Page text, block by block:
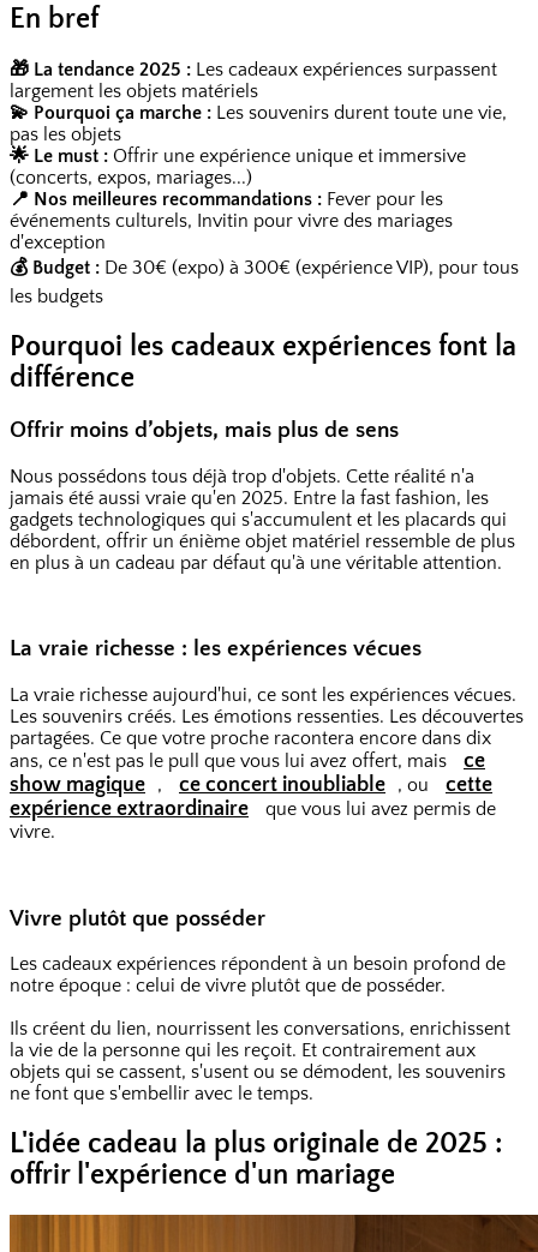
En bref
🎁 La tendance 2025 : Les cadeaux expériences surpassent
largement les objets matériels
💫 Pourquoi ça marche : Les souvenirs durent toute une vie,
pas les objets
🌟 Le must : Offrir une expérience unique et immersive
(concerts, expos, mariages...)
📍 Nos meilleures recommandations : Fever pour les
événements culturels, Invitin pour vivre des mariages
d'exception
💰 Budget : De 30€ (expo) à 300€ (expérience VIP), pour tous
les budgets
Pourquoi les cadeaux expériences font la
différence
Offrir moins d’objets, mais plus de sens
Nous possédons tous déjà trop d'objets. Cette réalité n'a
jamais été aussi vraie qu'en 2025. Entre la fast fashion, les
gadgets technologiques qui s'accumulent et les placards qui
débordent, offrir un énième objet matériel ressemble de plus
en plus à un cadeau par défaut qu'à une véritable attention.
La vraie richesse : les expériences vécues
La vraie richesse aujourd'hui, ce sont les expériences vécues.
Les souvenirs créés. Les émotions ressenties. Les découvertes
partagées. Ce que votre proche racontera encore dans dix
ans, ce n'est pas le pull que vous lui avez offert, mais
ce
show magique
, ce concert inoubliable , ou
cette
expérience extraordinaire
que vous lui avez permis de
vivre.
Vivre plutôt que posséder
Les cadeaux expériences répondent à un besoin profond de
notre époque : celui de vivre plutôt que de posséder.
Ils créent du lien, nourrissent les conversations, enrichissent
la vie de la personne qui les reçoit. Et contrairement aux
objets qui se cassent, s'usent ou se démodent, les souvenirs
ne font que s'embellir avec le temps.
L'idée cadeau la plus originale de 2025 :
offrir l'expérience d'un mariage